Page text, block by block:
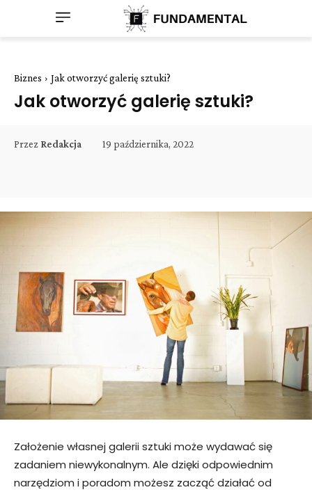
Biznes Jak otworzyć galerię sztuki?
Jak otworzyć galerię sztuki?
Przez Redakcja 19 października, 2022
Założenie własnej galerii sztuki może wydawać się
zadaniem niewykonalnym. Ale dzięki odpowiednim
narzędziom i poradom możesz zacząć działać od